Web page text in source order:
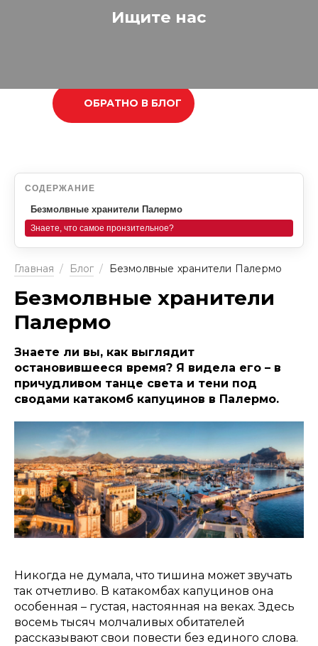
Ищите нас
ОБРАТНО В БЛОГ
СОДЕРЖАНИЕ
Безмолвные хранители Палермо
Знаете, что самое пронзительное?
Главная / Блог / Безмолвные хранители Палермо
Безмолвные хранители
Палермо
Знаете ли вы, как выглядит
остановившееся время? Я видела его – в
причудливом танце света и тени под
сводами катакомб капуцинов в Палермо.
Никогда не думала, что тишина может звучать
так отчетливо. В катакомбах капуцинов она
особенная – густая, настоянная на веках. Здесь
восемь тысяч молчаливых обитателей
рассказывают свои повести без единого слова.